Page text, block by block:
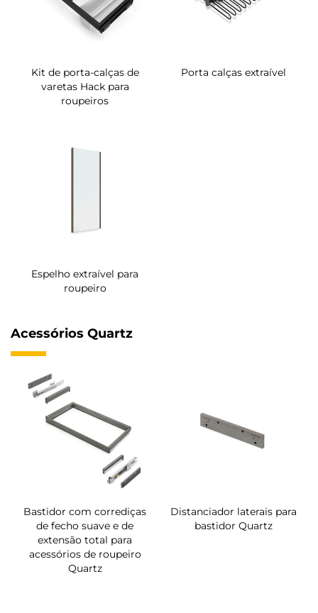
Kit de porta-calças de
varetas Hack para
roupeiros
Porta calças extraível
Espelho extraível para
roupeiro
Acessórios Quartz
Bastidor com corrediças
de fecho suave e de
extensão total para
acessórios de roupeiro
Quartz
Distanciador laterais para
bastidor Quartz